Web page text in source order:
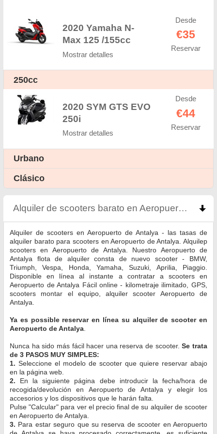
2020 Yamaha N-
Max 125 /155cc
Mostrar detalles
Desde
€35
Reservar
250cc
2020 SYM GTS EVO
250i
Mostrar detalles
Desde
€44
Reservar
Urbano
Clásico
Alquiler de scooters barato en Aeropuerto de Antalya
Alquiler de scooters en Aeropuerto de Antalya - las tasas de
alquiler barato para scooters en Aeropuerto de Antalya. Alquilер
scooters en Aeropuerto de Antalya. Nuestro Aeropuerto de
Antalya flota de alquiler consta de nuevo scooter - BMW,
Triumph, Vespa, Honda, Yamaha, Suzuki, Aprilia, Piaggio.
Disponible en línea al instante a contratar a scooters en
Aeropuerto de Antalya Fácil online - kilometraje ilimitado, GPS,
scooters montar el equipo, alquiler scooter Aeropuerto de
Antalya.
Ya es possible reservar en línea su alquiler de scooter en
Aeropuerto de Antalya
Nunca ha sido más fácil hacer una reserva de scooter.Se trata
de 3 PASOS MUY SIMPLES:
1. Seleccione el modelo de scooter que quiere reservar abajo
en la página web.
2. En la siguiente página debe introducir la fecha/hora de
recogida/devolución en Aeropuerto de Antalya y elegir los
accesorios y los dispositivos que le harán falta.
Pulse "Calcular" para ver el precio final de su alquiler de scooter
en Aeropuerto de Antalya.
3. Para estar seguro que su reserva de scooter en Aeropuerto